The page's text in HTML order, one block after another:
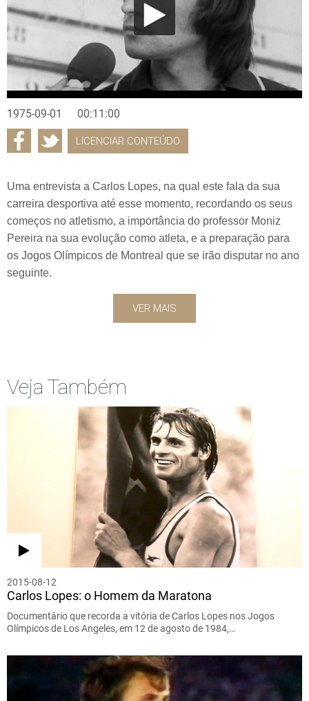
1975-09-01 00:11:00
LICENCIAR CONTEÚDO
Uma entrevista a Carlos Lopes, na qual este fala da sua
carreira desportiva até esse momento, recordando os seus
começos no atletismo, a importância do professor Moniz
Pereira na sua evolução como atleta, e a preparação para
os Jogos Olímpicos de Montreal que se irão disputar no ano
seguinte.
VER MAIS
Veja Também
2015-08-12
Carlos Lopes: o Homem da Maratona
Documentário que recorda a vitória de Carlos Lopes nos Jogos
Olímpicos de Los Angeles, em 12 de agosto de 1984,…